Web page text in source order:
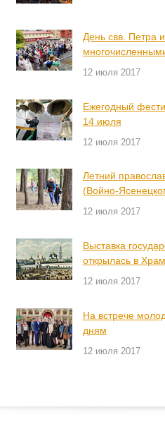
День свв. Петра
12 июля 2017
Ежегодный
14 июля
12 июля 2017
Летний
(Войно-
12 июля 2017
Выставка
открылась в
12 июля 2017
На встрече
дням
12 июля 2017